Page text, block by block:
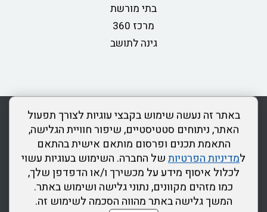
באתר זה נעשה שימוש בקבצי עוגיות לצורך תפעול
האתר, ניתוחים סטטיסטיים, שיפור חוויית הגלישה,
התאמת תכנים ופרסום מותאם אישית בהתאם
למדיניות הפרטיותשל החברה. השימוש בעוגיות עשוי
לכלול איסוף מידע על מכשירך ו/או הדפדפן שלך,
כמו מזהים מקוונים, נתוני גלישה ושימוש באתר.
המשך גלישה באתר מהווה הסכמה לשימוש זה.
בתי מורשת
מרכז 360
גינה לתושב
rss מדיניות פרטיות מפת אתר צור קשר
כותר ראשון
הצהרת נגישות
דרונט
דיגיטל
-
בניית